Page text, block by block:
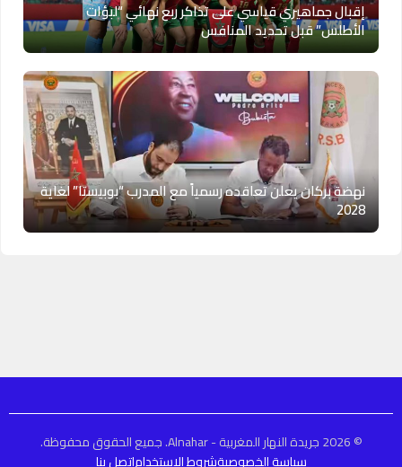
إقبال جماهيري قياسي على تذاكر ربع نهائي “لبؤات
الأطلس” قبل تحديد المنافس
نهضة بركان يعلن تعاقده رسمياً مع المدرب “بوبيستا” لغاية
2028
© 2026 جريدة النهار المغربية - Alnahar. جميع الحقوق محفوظة.
سياسة الخصوصيةشروط الاستخداماتصل بنا